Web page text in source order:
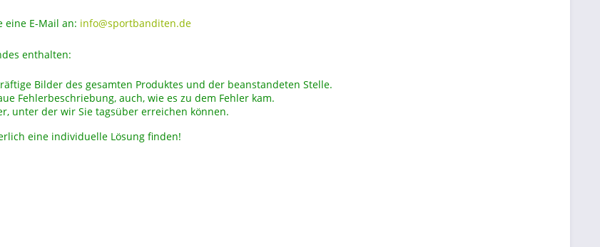
eine E-Mail an: info@sportbanditen.de
enthalten:
Bilder des gesamten Produktes und der beanstandeten Stelle.
Fehlerbeschriebung, auch, wie es zu dem Fehler kam.
unter der wir Sie tagsüber erreichen können.
eine individuelle Lösung finden!